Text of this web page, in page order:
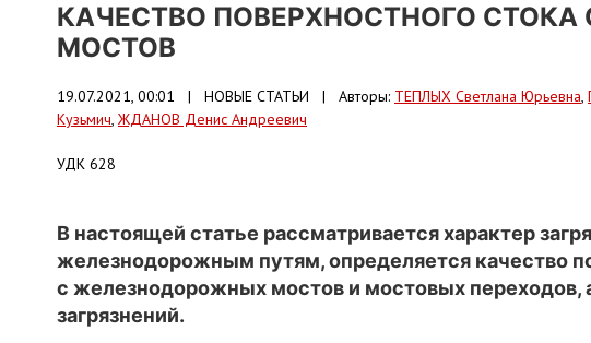
КАЧЕСТВО ПОВЕРХНОСТНОГО
МОСТОВ
19.07.2021, 00:01 | НОВЫЕ СТАТЬИ | Авторы: ТЕПЛЫХ Светлана Юрьевна,
Кузьмич, ЖДАНОВ Денис Андреевич
УДК 628
В настоящей статье рассматривается характер
железнодорожным путям, определяется качество
с железнодорожных мостов и мостовых переходов,
загрязнений.